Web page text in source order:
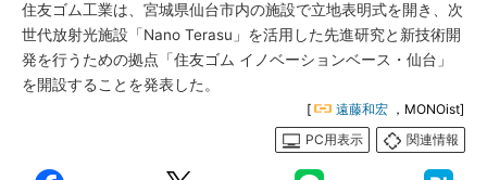
住友ゴム工業は、宮城県仙台市内の施設で立地表明式を開き、次
世代放射光施設「Nano Terasu」を活用した先進研究と新技術開
発を行うための拠点「住友ゴム イノベーションベース・仙台」
を開設することを発表した。
[ 遠藤和宏 ，MONOist]
PC用表示
関連情報